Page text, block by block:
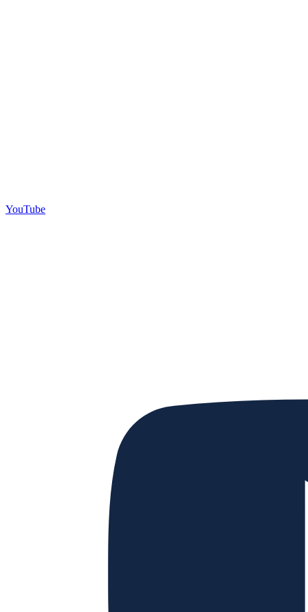
YouTube